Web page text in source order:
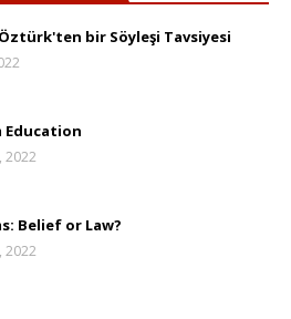
bir Söyleşi Tavsiyesi
Education
2022
Belief or Law?
2022